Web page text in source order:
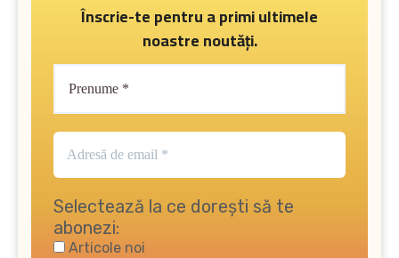
Înscrie-te pentru a primi ultimele
noastre noutăți.
Selectează la ce dorești să te
abonezi:
Articole noi